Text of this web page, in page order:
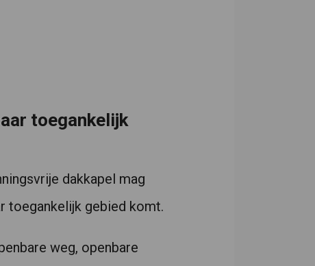
toegankelijk
dakkapel mag
toegankelijk gebied komt.
weg, openbare